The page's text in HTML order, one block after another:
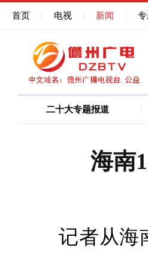
首页 电视 新闻
二十大专题报道
海南
记者从海南